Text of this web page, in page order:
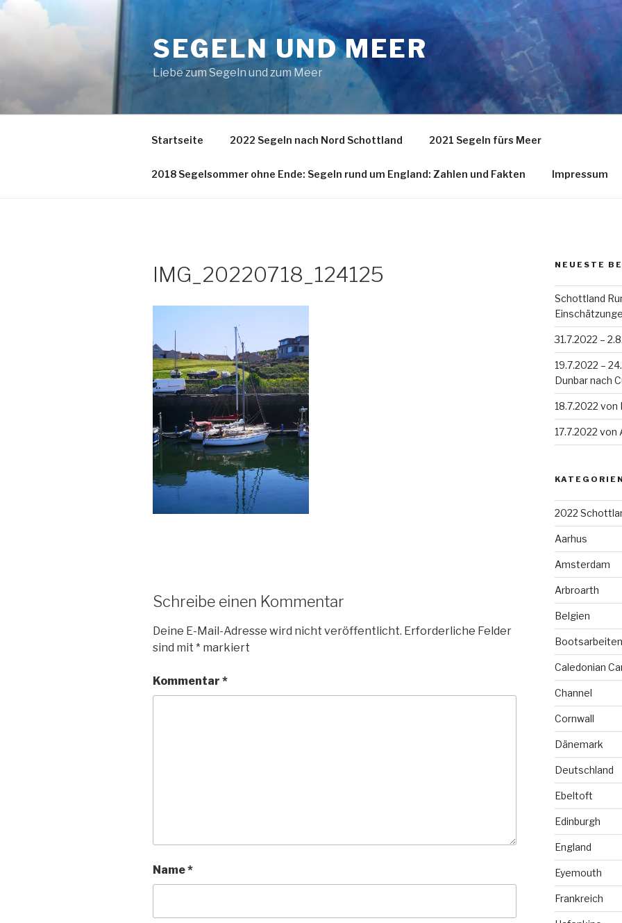
Zum
SEGELN UND MEER
Liebe zum Segeln und zum Meer
Startseite 2022 Segeln nach Nord Schottland 2021 Segeln fürs Meer
2018 Segelsommer ohne Ende: Segeln rund um England: Zahlen und Fakten Impressum
IMG_20220718_124125
Schreibe einen Kommentar
Deine E-Mail-Adresse wird nicht veröffentlicht. Erforderliche Felder
sind mit * markiert
Kommentar *
Name*
NEUESTE
Schottland
31.7.2022 –
19.7.2022 –
Dunbar nach
18.7.2022 von
17.7.2022
2022
Aarhus
Amsterdam
Arbroarth
Belgien
Bootsarbeiten
Caledonian
Channel
Cornwall
Dänemark
Deutschland
Ebeltoft
Edinburgh
England
Eyemouth
Frankreich